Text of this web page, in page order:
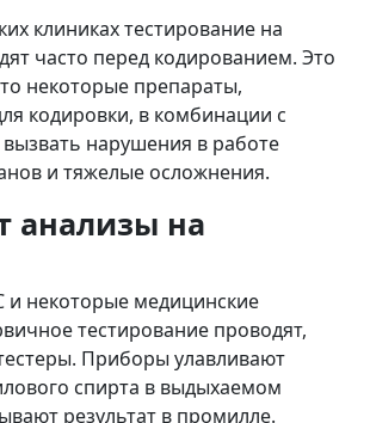
клиниках тестирование на
часто перед кодированием. Это
некоторые препараты,
кодировки, в комбинации с
нарушения в работе
и тяжелые осложнения.
анализы на
и некоторые медицинские
тестирование проводят,
Приборы улавливают
спирта в выдыхаемом
результат в промилле.